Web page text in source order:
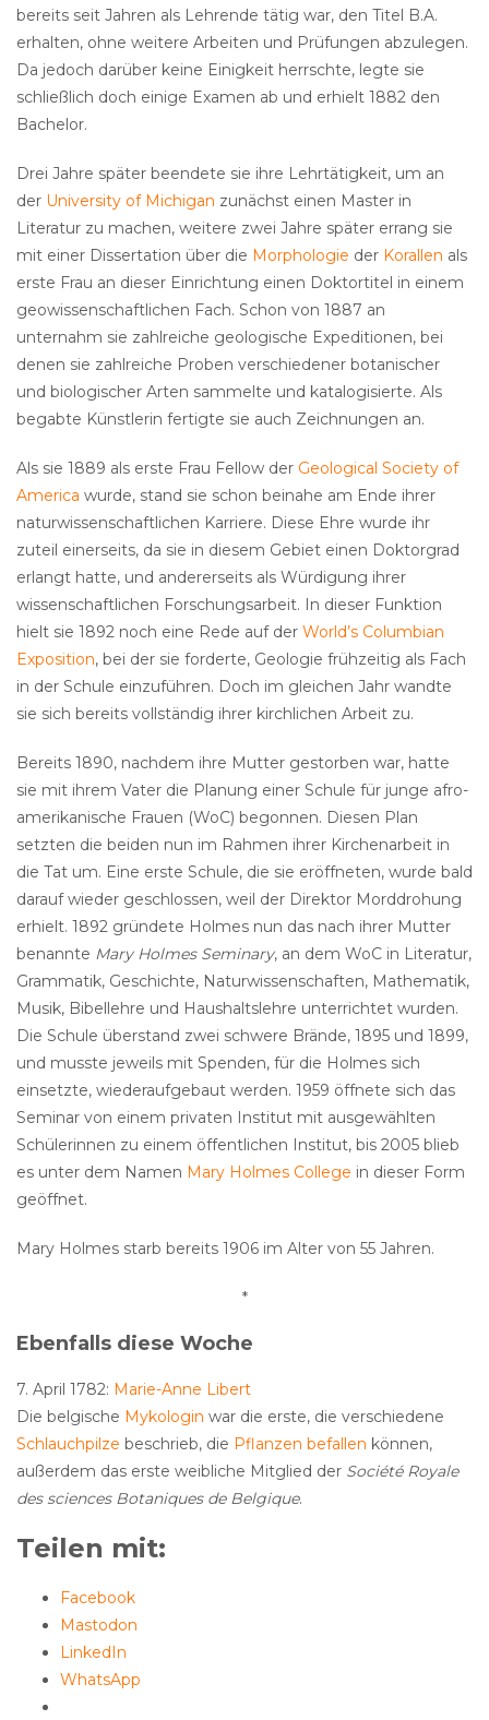
bereits seit Jahren als Lehrende tätig war, den Titel B.A.
erhalten, ohne weitere Arbeiten und Prüfungen abzulegen.
Da jedoch darüber keine Einigkeit herrschte, legte sie
schließlich doch einige Examen ab und erhielt 1882 den
Bachelor.
Drei Jahre später beendete sie ihre Lehrtätigkeit, um an
der University of Michigan zunächst einen Master in
Literatur zu machen, weitere zwei Jahre später errang sie
mit einer Dissertation über die Morphologie der Korallen als
erste Frau an dieser Einrichtung einen Doktortitel in einem
geowissenschaftlichen Fach. Schon von 1887 an
unternahm sie zahlreiche geologische Expeditionen, bei
denen sie zahlreiche Proben verschiedener botanischer
und biologischer Arten sammelte und katalogisierte. Als
begabte Künstlerin fertigte sie auch Zeichnungen an.
Als sie 1889 als erste Frau Fellow der Geological Society of
America wurde, stand sie schon beinahe am Ende ihrer
naturwissenschaftlichen Karriere. Diese Ehre wurde ihr
zuteil einerseits, da sie in diesem Gebiet einen Doktorgrad
erlangt hatte, und andererseits als Würdigung ihrer
wissenschaftlichen Forschungsarbeit. In dieser Funktion
hielt sie 1892 noch eine Rede auf der World’s Columbian
Exposition, bei der sie forderte, Geologie frühzeitig als Fach
in der Schule einzuführen. Doch im gleichen Jahr wandte
sie sich bereits vollständig ihrer kirchlichen Arbeit zu.
Bereits 1890, nachdem ihre Mutter gestorben war, hatte
sie mit ihrem Vater die Planung einer Schule für junge afro-
amerikanische Frauen (WoC) begonnen. Diesen Plan
setzten die beiden nun im Rahmen ihrer Kirchenarbeit in
die Tat um. Eine erste Schule, die sie eröffneten, wurde bald
darauf wieder geschlossen, weil der Direktor Morddrohung
erhielt. 1892 gründete Holmes nun das nach ihrer Mutter
benannte Mary Holmes Seminary, an dem WoC in Literatur,
Grammatik, Geschichte, Naturwissenschaften, Mathematik,
Musik, Bibellehre und Haushaltslehre unterrichtet wurden.
Die Schule überstand zwei schwere Brände, 1895 und 1899,
und musste jeweils mit Spenden, für die Holmes sich
einsetzte, wiederaufgebaut werden. 1959 öffnete sich das
Seminar von einem privaten Institut mit ausgewählten
Schülerinnen zu einem öffentlichen Institut, bis 2005 blieb
es unter dem Namen Mary Holmes College in dieser Form
geöffnet.
Mary Holmes starb bereits 1906 im Alter von 55 Jahren.
*
Ebenfalls diese Woche
7. April 1782: Marie-Anne Libert
Die belgische Mykologin war die erste, die verschiedene
Schlauchpilze beschrieb, die Pflanzen befallen können,
außerdem das erste weibliche Mitglied der Société Royale
des sciences Botaniques de Belgique.
Teilen mit:
Facebook
Mastodon
LinkedIn
WhatsApp